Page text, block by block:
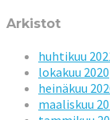
Arkistot
huhtikuu
lokakuu 2020
heinäkuu
maaliskuu